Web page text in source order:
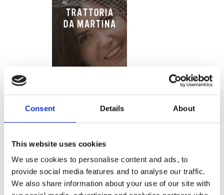
Consent Details About
This website uses cookies
We use cookies to personalise content and ads, to
provide social media features and to analyse our traffic.
We also share information about your use of our site with
TRATTORIA
DA MARTINA
SONIA NEL
PAESE DELLE
STOVIGLIE